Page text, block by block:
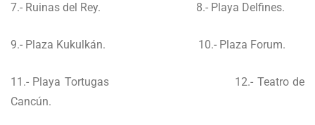
7.- Ruinas del Rey. 8.- Playa Delfines.
9.- Plaza Kukulkán. 10.- Plaza Forum.
11.- Playa Tortugas 12.- Teatro de
Cancún.